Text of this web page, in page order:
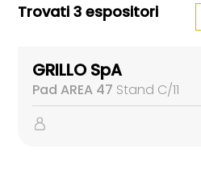
Trovati 3 espositori
GRILLO SpA
Pad AREA 47 Stand C/11